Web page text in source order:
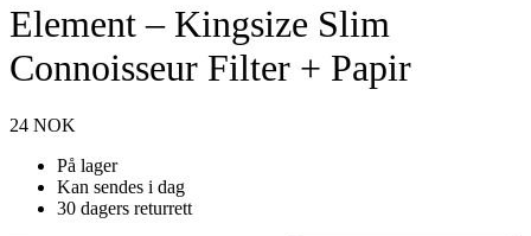
Element – Kingsize Slim
Connoisseur Filter + Papir
24 NOK
På lager
Kan sendes i dag
30 dagers returrett